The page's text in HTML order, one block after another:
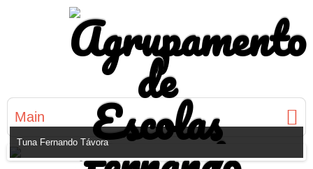
Main
Tuna Fernando Távora